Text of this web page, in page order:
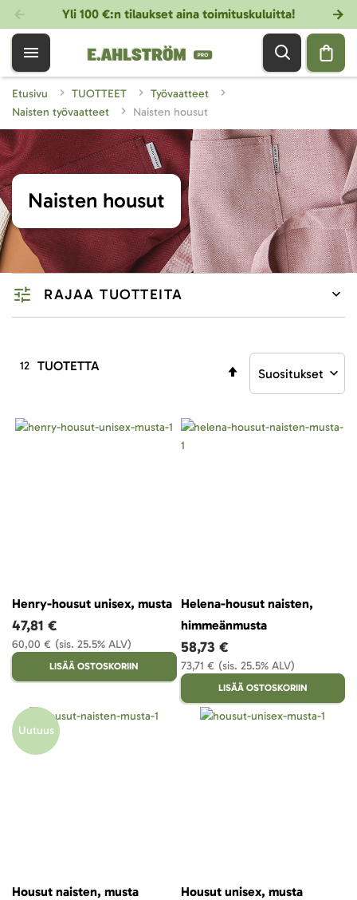
Yli 100 €:n tilaukset aina toimituskuluitta!
Etusivu TUOTTEET
Työvaatteet
Naisten työvaatteet
Naisten housut
Naisten housut
12 TUOTETTA
Aseta
Henry-housut unisex, musta
(sis. 25.5% ALV)
60,00 €
47,81 €
LISÄÄ OSTOSKORIIN
Helena-housut naisten,
himmeänmusta
(sis. 25.5% ALV)
73,71 €
58,73 €
LISÄÄ OSTOSKORIIN
Uutuus
Housut naisten, musta Housut unisex, musta
RAJAA TUOTTEITA